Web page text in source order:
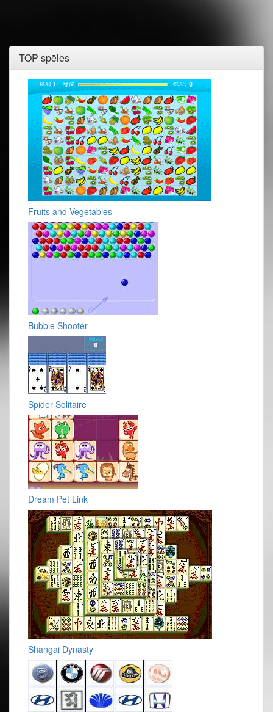
TOP spēles
Fruits and Vegetables
Bubble Shooter
Spider Solitaire
Dream Pet Link
Shangai Dynasty